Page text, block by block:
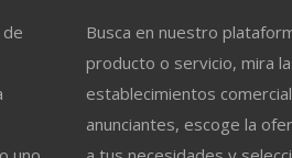
Busca en nuestro
producto o servicio, mira
establecimientos
anunciantes, escoge la